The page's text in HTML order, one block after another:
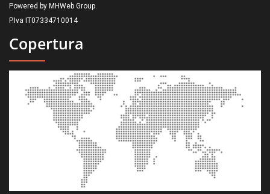
Powered by MHWeb Group.
P.Iva IT07334710014
Copertura